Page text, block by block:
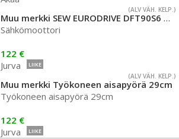
(ALV VÄH. KELP.)
Muu merkki SEW EURODRIVE DFT90S6 0,75kW 900rpm
Sähkömoottori
122 €
Jurva
LIIKE
(ALV VÄH. KELP.)
Muu merkki Työkoneen aisapyörä 29cm
Työkoneen aisapyörä 29cm
122 €
Jurva
LIIKE